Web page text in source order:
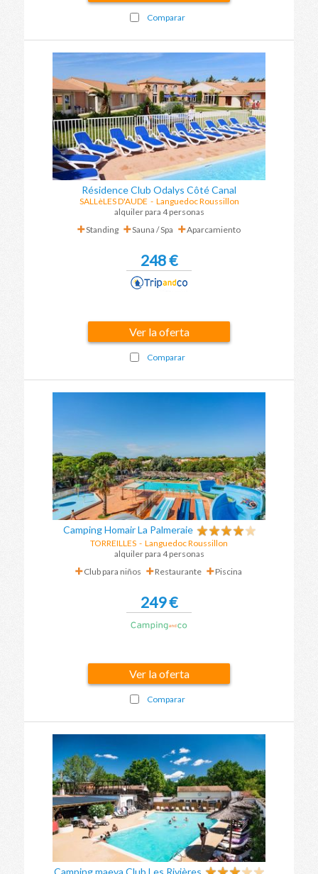
Comparar
Résidence Club Odalys Côté Canal
SALLèLES D'AUDE - Languedoc Roussillon
alquiler para 4 personas
Standing
Sauna / Spa Aparcamiento
248 €
Ver la oferta
Comparar
Camping Homair La Palmeraie
TORREILLES - Languedoc Roussillon
alquiler para 4 personas
Club para niños
Restaurante Piscina
249 €
Ver la oferta
Comparar
Camping maeva Club Les Rivières